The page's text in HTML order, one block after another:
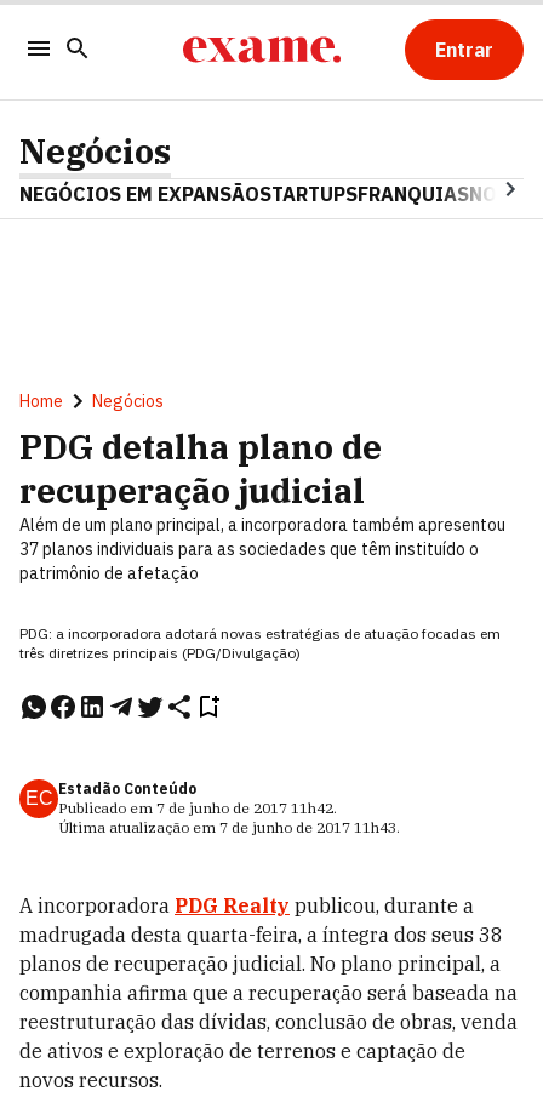
Entrar
Negócios
NEGÓCIOS EM EXPANSÃOSTARTUPSFRANQUIAS
Home Negócios
PDG detalha plano de
recuperação judicial
Além de um plano principal, a incorporadora também apresentou
37 planos individuais para as sociedades que têm instituído o
patrimônio de afetação
PDG: a incorporadora adotará novas estratégias de atuação focadas em
três diretrizes principais (PDG/Divulgação)
EC Estadão Conteúdo
Publicado em 7 de junho de 2017 11h42.
Última atualização em 7 de junho de 2017 11h43.
A incorporadora PDG Realty publicou, durante a
madrugada desta quarta-feira, a íntegra dos seus 38
planos de recuperação judicial. No plano principal, a
companhia afirma que a recuperação será baseada na
reestruturação das dívidas, conclusão de obras, venda
de ativos e exploração de terrenos e captação de
novos recursos.